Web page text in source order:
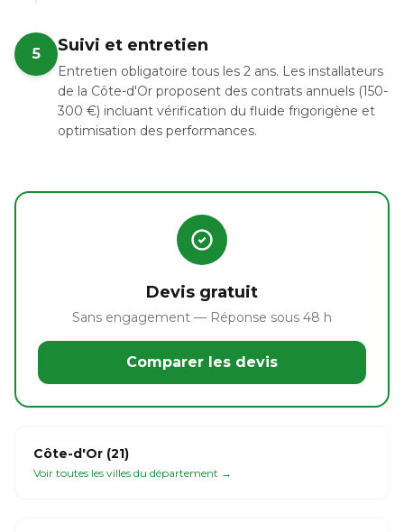
5 Suivi et entretien
Entretien obligatoire tous les 2 ans. Les installateurs
de la Côte-d'Or proposent des contrats annuels (150-
300 €) incluant vérification du fluide frigorigène et
optimisation des performances.
Devis gratuit
Sans engagement — Réponse sous 48 h
Comparer les devis
Côte-d'Or (21)
Voir toutes les villes du département →